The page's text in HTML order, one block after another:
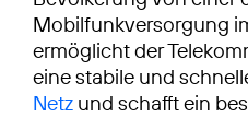
Mobilfunkversorgung
ermöglicht der
eine stabile und
Netz und schafft ein